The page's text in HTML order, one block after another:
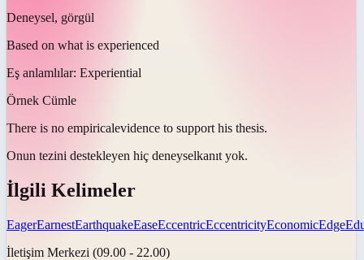
Deneysel, görgül
Based on what is experienced
Eş anlamlılar: Experiential
Örnek Cümle
There is no empiricalevidence to support his thesis.
Onun tezini destekleyen hiç deneyselkanıt yok.
İlgili Kelimeler
EagerEarnestEarthquakeEaseEccentricEccentricityEconomicEdge
İletişim Merkezi (09.00 - 22.00)